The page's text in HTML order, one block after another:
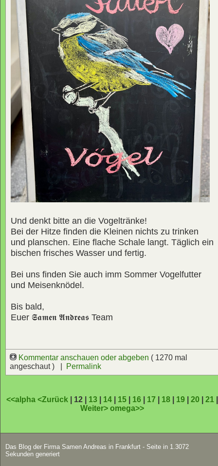
Und denkt bitte an die Vogeltränke!
Bei der Hitze finden die Kleinen nichts zu trinken
und planschen. Eine flache Schale langt. Täglich ein
bischen frisches Wasser und fertig.
Bei uns finden Sie auch imm Sommer Vogelfutter
und Meisenknödel.
Bis bald,
Euer 𝕾𝖆𝖒𝖊𝖓 𝕬𝖓𝖉𝖗𝖊𝖆𝖘 Team
Kommentar anschauen oder abgeben ( 1270 mal
angeschaut ) |
Permalink
<<alpha<Zurück | 12 | 13 14 15 16 17 18 19 |20 |21
Weiter>omega>>
Das Blog der Firma Samen Andreas in Frankfurt - Seite in 1.3072
Sekunden generiert